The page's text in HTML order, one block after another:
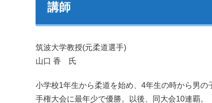
講師
筑波大学教授(元柔道選手)
山口 香 氏
小学校1年生から柔道を始め、4年生の時から男
手権大会に最年少で優勝。以後、同大会10連覇。